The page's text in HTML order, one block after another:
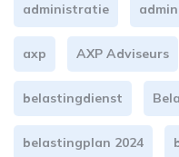
administratie
axp AXP Adviseurs
belastingdienst
belastingplan 2024